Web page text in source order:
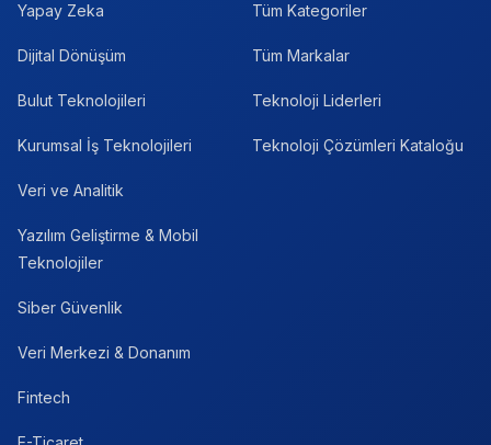
Yapay Zeka
Dijital Dönüşüm
Bulut Teknolojileri
Kurumsal İş Teknolojileri
Veri ve Analitik
Yazılım Geliştirme & Mobil
Teknolojiler
Siber Güvenlik
Veri Merkezi & Donanım
Fintech
Tüm Kategoriler
Tüm Markalar
Teknoloji Liderleri
Teknoloji Çözümleri Kataloğu